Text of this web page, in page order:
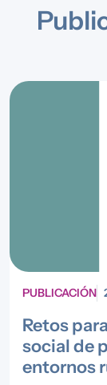
PUBLICACIÓN
Retos
social de
entornos